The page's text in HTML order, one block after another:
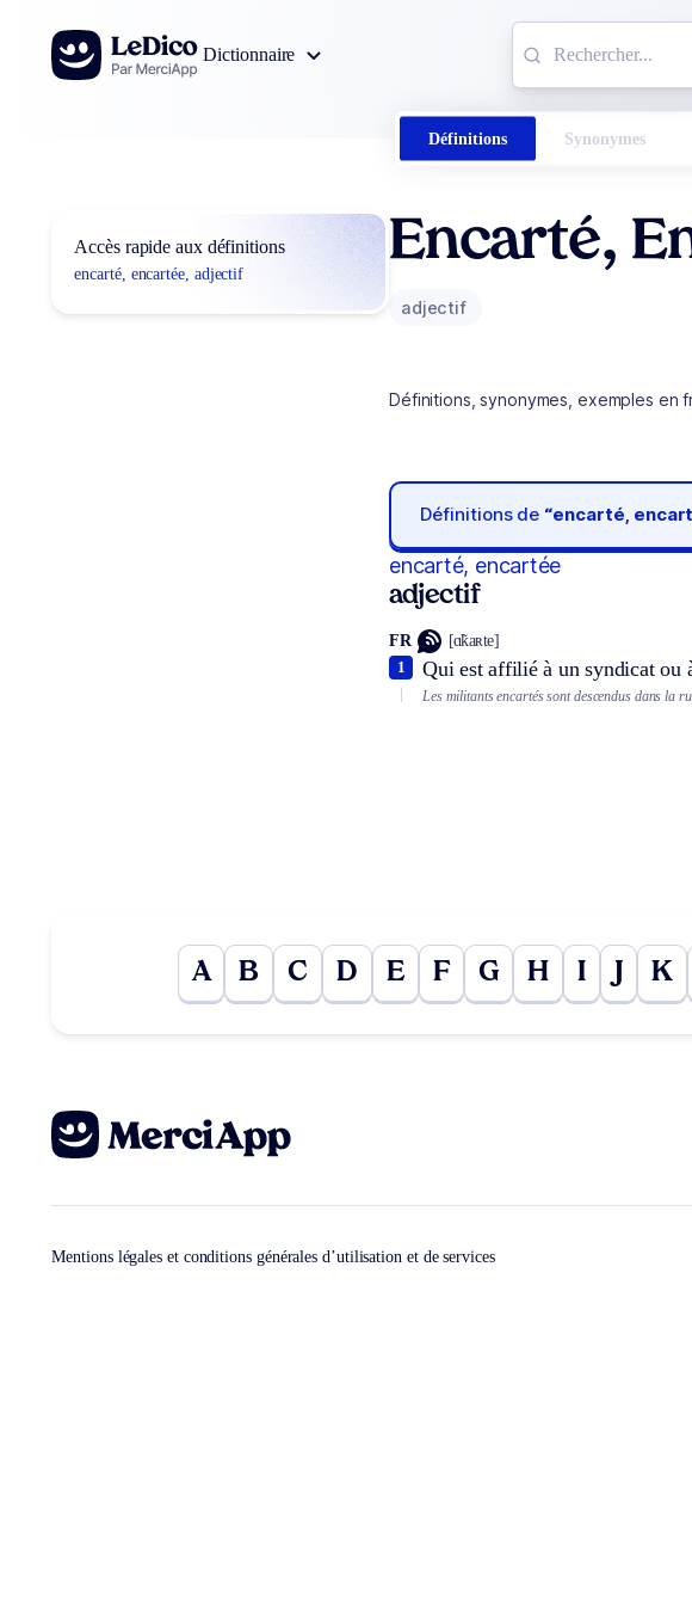
Aller au contenu
Dictionnaire
Définitions Synonymes
Accès rapide aux définitions
encarté, encartée, adjectif
Encarté,
adjectif
Définitions, synonymes, exemples en
Définitions de “encarté,
encarté, encartée
adjectif
FR [ɑ̃kaʀte]
Qui est affilié à un syndicat ou
1
Les militants encartés sont descendus dans la
A B C D E F G H I J K
Mentions légales et conditions générales d’utilisation et de services